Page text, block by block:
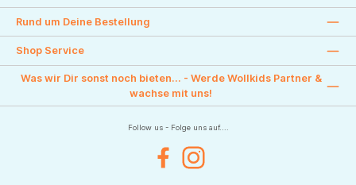
Rund um Deine Bestellung
Shop Service
Was wir Dir sonst noch bieten... - Werde Wollkids Partner &
wachse mit uns!
Follow us - Folge uns auf....
FacebookInstagram